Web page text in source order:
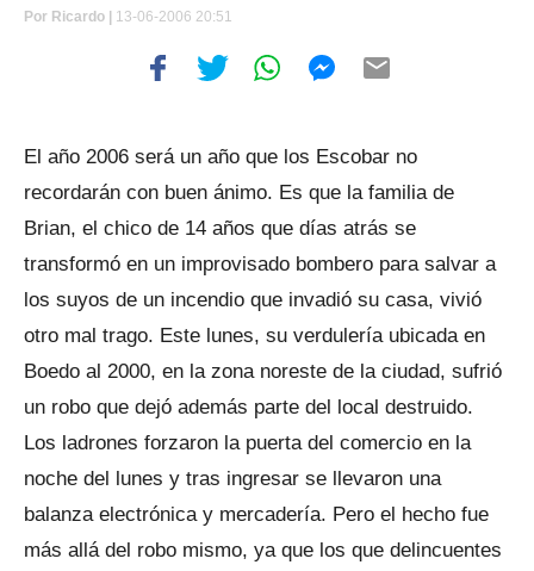
Por Ricardo | 13-06-2006 20:51
El año 2006 será un año que los Escobar no
recordarán con buen ánimo. Es que la familia de
Brian, el chico de 14 años que días atrás se
transformó en un improvisado bombero para salvar a
los suyos de un incendio que invadió su casa, vivió
otro mal trago. Este lunes, su verdulería ubicada en
Boedo al 2000, en la zona noreste de la ciudad, sufrió
un robo que dejó además parte del local destruido.
Los ladrones forzaron la puerta del comercio en la
noche del lunes y tras ingresar se llevaron una
balanza electrónica y mercadería. Pero el hecho fue
más allá del robo mismo, ya que los que delincuentes